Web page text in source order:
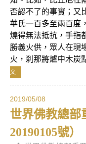
否認不了的事實；又
華氏一百多至兩百度
燒得無法抵抗，手指
勝義火供，眾人在現
火，刹那將爐中木炭
文
2019/05/08
世界佛教總部
20190105號）